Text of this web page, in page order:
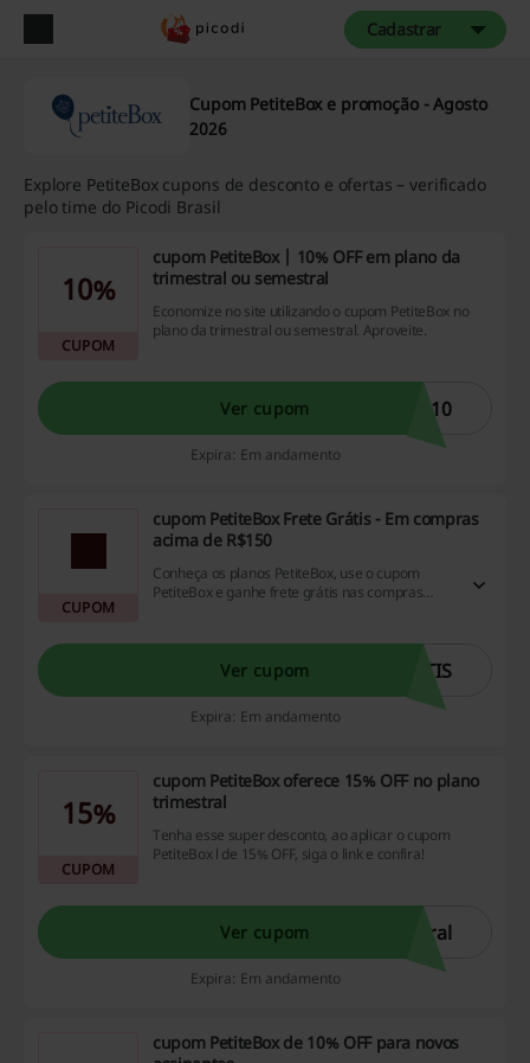
Cadastrar
Cupom PetiteBox e promoção - Agosto
2026
Explore PetiteBox cupons de desconto e ofertas – verificado
pelo time do Picodi Brasil
10%
CUPOM
cupom PetiteBox | 10% OFF em plano da
trimestral ou semestral
Economize no site utilizando o cupom PetiteBox no
plano da trimestral ou semestral. Aproveite.
Ver cupom Z10
Expira: Em andamento
CUPOM
cupom PetiteBox Frete Grátis - Em compras
acima de R$150
Conheça os planos PetiteBox, use o cupom
PetiteBox e ganhe frete grátis nas compras
Ver cupom TIS
Expira: Em andamento
15%
CUPOM
cupom PetiteBox oferece 15% OFF no plano
trimestral
Tenha esse super desconto, ao aplicar o cupom
PetiteBox l de 15% OFF, siga o link e confira!
Ver cupom ral
Expira: Em andamento
cupom PetiteBox de 10% OFF para novos